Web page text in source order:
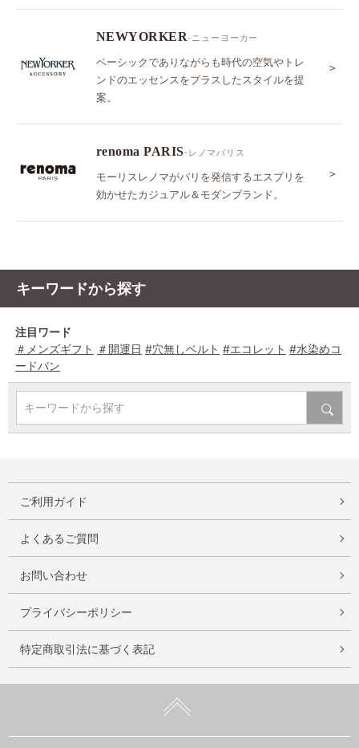
NEWYORKER-ニューヨーカー
ベーシックでありながらも時代の空気やトレ
ンドのエッセンスをプラスしたスタイルを提
案。
＞
renoma PARIS-レノマパリス
モーリスレノマがパリを発信するエスプリを
効かせたカジュアル＆モダンブランド。
＞
キーワードから探す
注目ワード
＃メンズギフト ＃開運日 #穴無しベルト #エコレット #水染めコ
ードバン
キーワードから探す
ご利用ガイド
よくあるご質問
お問い合わせ
プライバシーポリシー
特定商取引法に基づく表記